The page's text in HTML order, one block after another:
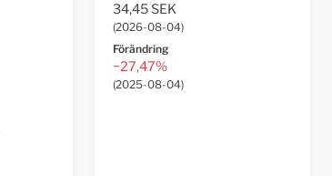
34,45 SEK
(2026-08-04)
Förändring
−27,47%
(2025-08-04)